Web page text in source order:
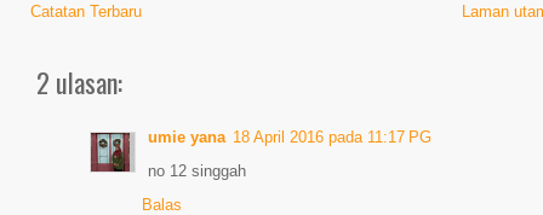
Catatan Terbaru Laman
2 ulasan:
umie yana 18 April 2016 pada 11:17 PG
no 12 singgah
Balas